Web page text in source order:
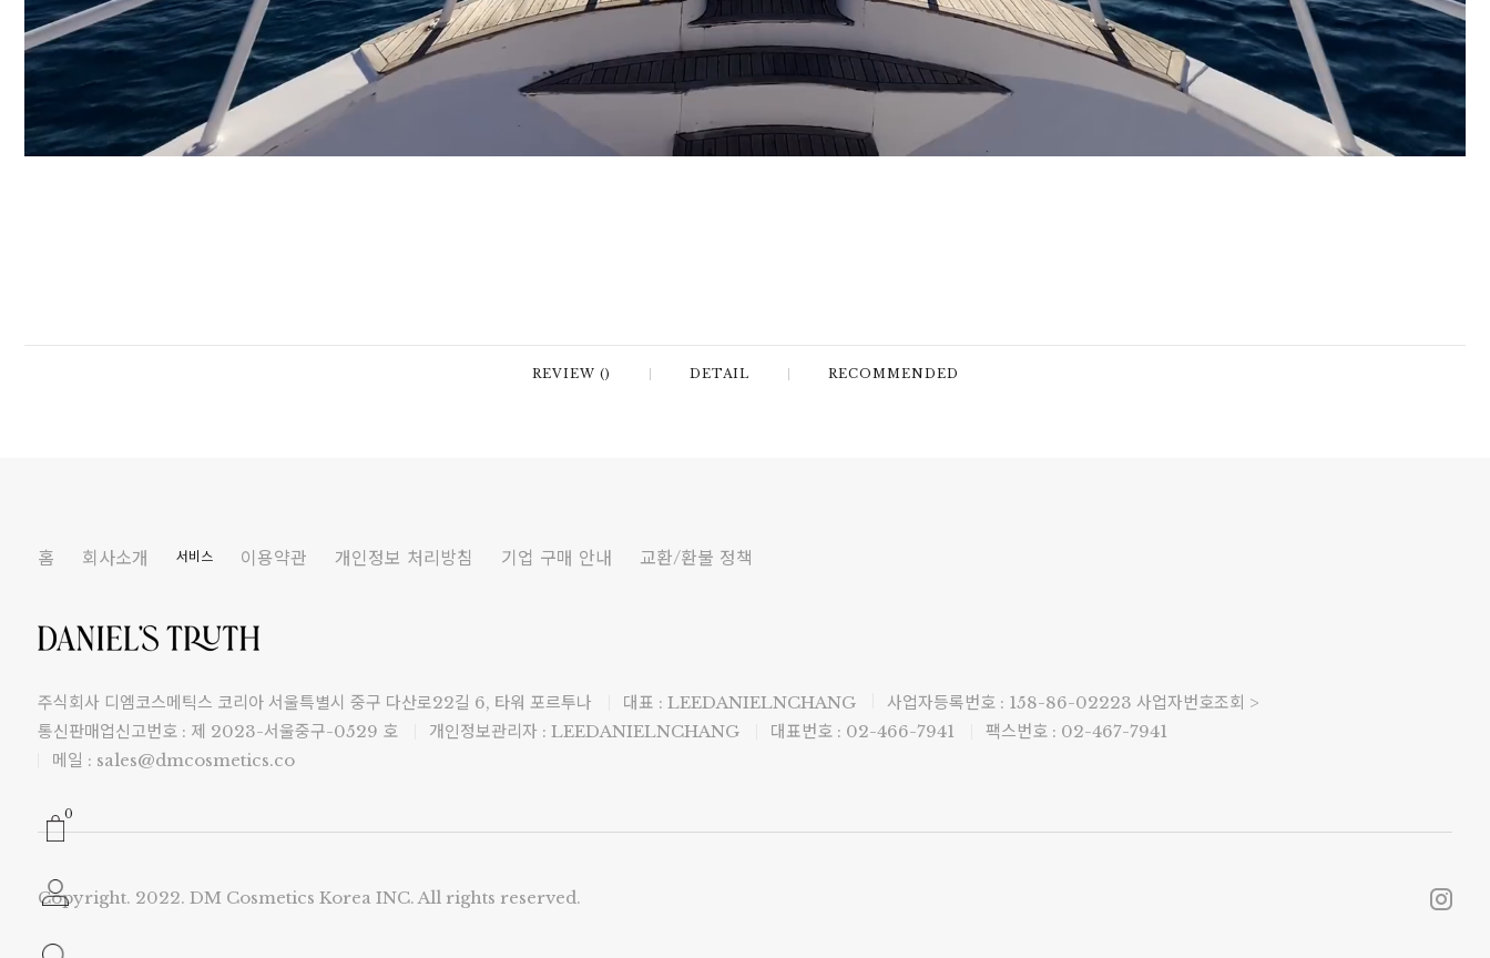
0
REVIEW () DETAIL RECOMMENDED
홈 회사소개 서비스 이용약관 개인정보 처리방침 기업 구매 안내 교환/환불 정책
주식회사 디엠코스메틱스 코리아 서울특별시 중구 다산로22길 6, 타워 포르투나 대표 : LEEDANIELNCHANG 사업자등록번호 : 158-86-02223 사업자번호조회 >
통신판매업신고번호 : 제 2023-서울중구-0529 호
개인정보관리자 : LEEDANIELNCHANG 대표번호 : 02-466-7941
팩스번호 : 02-467-7941
메일 : sales@dmcosmetics.co
Copyright. 2022. DM Cosmetics Korea INC. All rights reserved.